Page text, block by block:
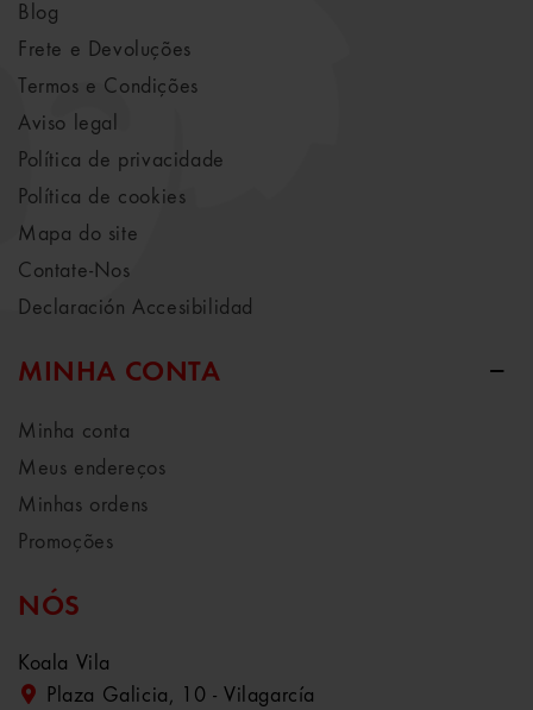
Blog
Frete e Devoluções
Termos e Condições
Aviso legal
Política de privacidade
Política de cookies
Mapa do site
Contate-Nos
Declaración Accesibilidad
MINHA CONTA
Minha conta
Meus endereços
Minhas ordens
Promoções
NÓS
Koala Vila
Plaza Galicia, 10 - Vilagarcía